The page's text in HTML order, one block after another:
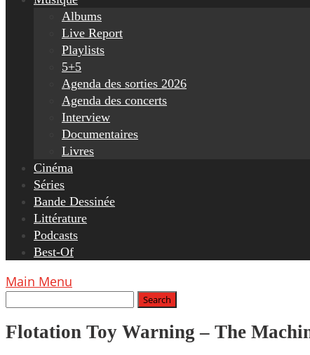
Albums
Live Report
Playlists
5+5
Agenda des sorties 2026
Agenda des concerts
Interview
Documentaires
Livres
Cinéma
Séries
Bande Dessinée
Littérature
Podcasts
Best-Of
Main Menu
Flotation Toy Warning – The